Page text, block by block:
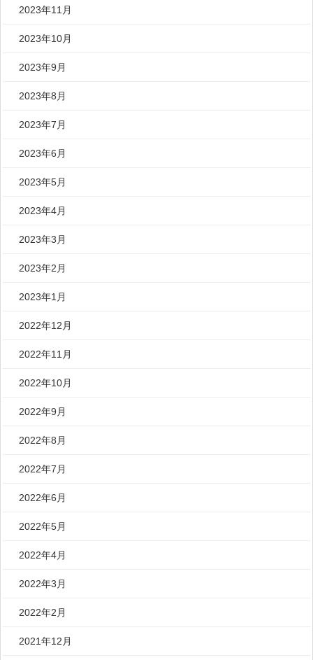
2023年11月
2023年10月
2023年9月
2023年8月
2023年7月
2023年6月
2023年5月
2023年4月
2023年3月
2023年2月
2023年1月
2022年12月
2022年11月
2022年10月
2022年9月
2022年8月
2022年7月
2022年6月
2022年5月
2022年4月
2022年3月
2022年2月
2021年12月